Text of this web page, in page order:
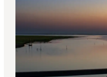
Oplev Esbjerg
Oplev Fanø
Oplev Mandø
Oplev Vadehavet
Det Sker